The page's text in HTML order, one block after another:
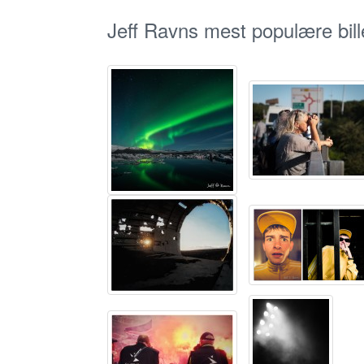
Jeff Ravns mest populære